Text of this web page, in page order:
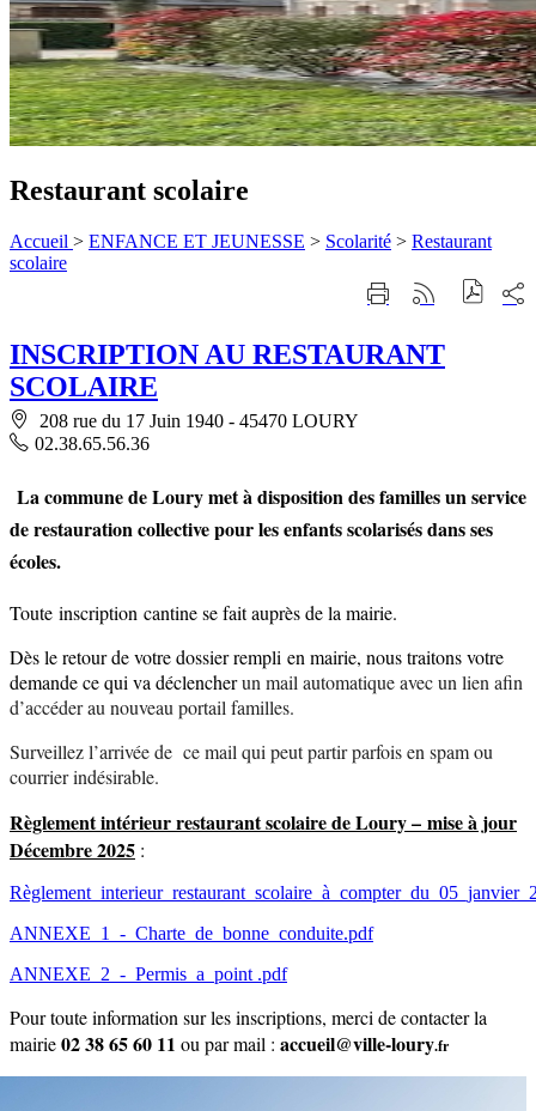
Restaurant scolaire
Accueil > ENFANCE ET JEUNESSE > Scolarité > Restaurant
scolaire
ImprimerGénérer
RSS
sur
INSCRIPTION AU RESTAURANT
SCOLAIRE
208 rue du 17 Juin 1940 - 45470 LOURY
02.38.65.56.36
La commune de Loury met à disposition des familles un service
de restauration collective pour les enfants scolarisés dans ses
écoles.
Toute inscription cantine se fait auprès de la mairie.
Dès le retour de votre dossier rempli en mairie, nous traitons votre
demande ce qui va déclencherun mail automatique avec un lien afin
d’accéder au nouveau portail familles.
Surveillez l’arrivée de ce mail qui peut partir parfois en spam ou
courrier indésirable.
Règlement intérieur restaurant scolaire de Loury – mise à jour
Décembre 2025 :
ANNEXE_1_-_Charte_de_bonne_conduite.pdf
ANNEXE_2_-_Permis_a_point .pdf
Pour toute information sur les inscriptions, merci de contacter la
mairie02 38 65 60 11 ou par mail : accueil@ville-loury.fr